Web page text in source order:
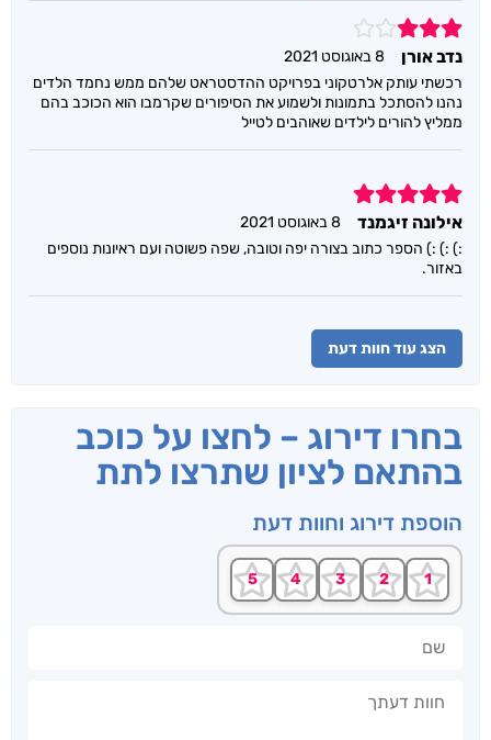
3
נדב אורן
8 באוגוסט 2021
רכשתי עותק אלרטקוני בפרויקט ההדסטראט שלהם ממש נחמד הלדים
נהנו להסתכל בתמונות ולשמוע את הסיפורים שקרמבו הוא הכוכב בהם
ממליץ להורים לילדים שאוהבים לטייל
5
אילונה זיגמנד
8 באוגוסט 2021
:) :) :) הספר כתוב בצורה יפה וטובה, שפה פשוטה ועם ראיונות נוספים
באזור.
הצג עוד חוות דעת
בחרו דירוג – לחצו על כוכב
בהתאם לציון שתרצו לתת
הוספת דירוג וחוות דעת